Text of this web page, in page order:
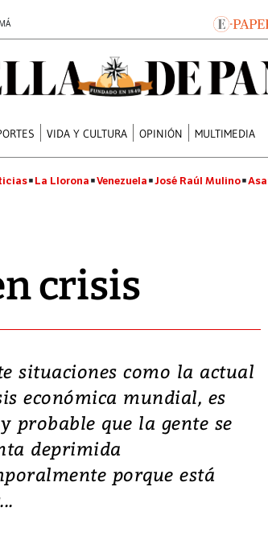
VIDA Y CULTURA OPINIÓN MULTIMEDIA
La Llorona Venezuela José Raúl Mulino
crisis
situaciones como la actual
económica mundial, es
probable que la gente se
deprimida
porque está
Video, Japón: Terremoto
deja heridos y graves
daños en Kumamoto